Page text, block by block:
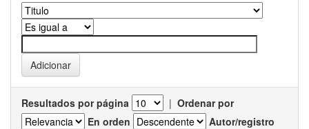
Resultados por página | Ordenar por
En orden
Autor/registro